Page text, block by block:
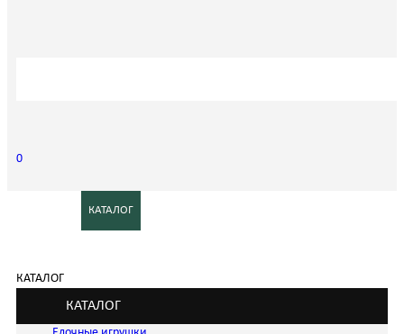
0
КАТАЛОГ
КАТАЛОГ
КАТАЛОГ